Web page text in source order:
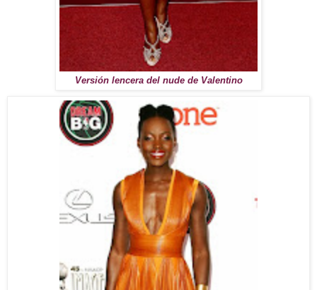
Versión lencera del nude de Valentino